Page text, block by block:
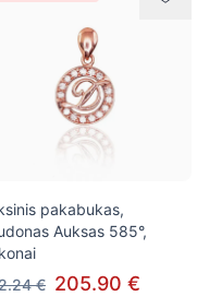
pakabukas,
Auksas 585°,
€ 205.90 €